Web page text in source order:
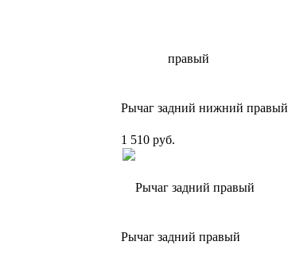
Рычаг задний нижний правый
1 510 руб.
Рычаг задний правый